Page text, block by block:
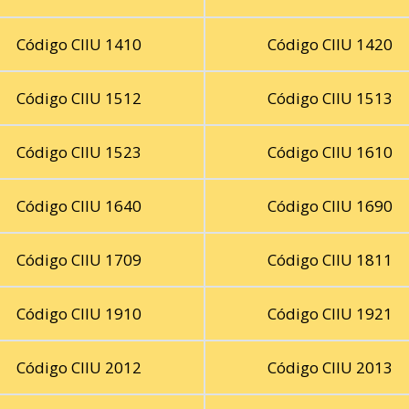
Código CIIU 1410 Código CIIU 1420
Código CIIU 1512 Código CIIU 1513
Código CIIU 1523 Código CIIU 1610
Código CIIU 1640 Código CIIU 1690
Código CIIU 1709 Código CIIU 1811
Código CIIU 1910 Código CIIU 1921
Código CIIU 2012 Código CIIU 2013